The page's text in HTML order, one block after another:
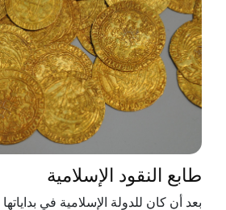
طابع النقود الإسلامية
بعد أن كان للدولة الإسلامية في